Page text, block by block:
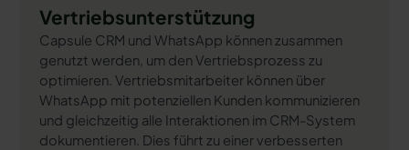
Vertriebsunterstützung
Capsule CRM und WhatsApp können zusammen
genutzt werden, um den Vertriebsprozess zu
optimieren. Vertriebsmitarbeiter können über
WhatsApp mit potenziellen Kunden kommunizieren
und gleichzeitig alle Interaktionen im CRM-System
dokumentieren. Dies führt zu einer verbesserten